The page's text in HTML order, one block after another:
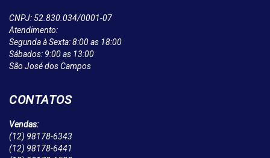
CNPJ: 52.830.034/0001-07
Atendimento:
Segunda à Sexta: 8:00 as 18:00
Sábados: 9:00 as 13:00
São José dos Campos
CONTATOS
Vendas:
(12) 98178-6343
(12) 98178-6441